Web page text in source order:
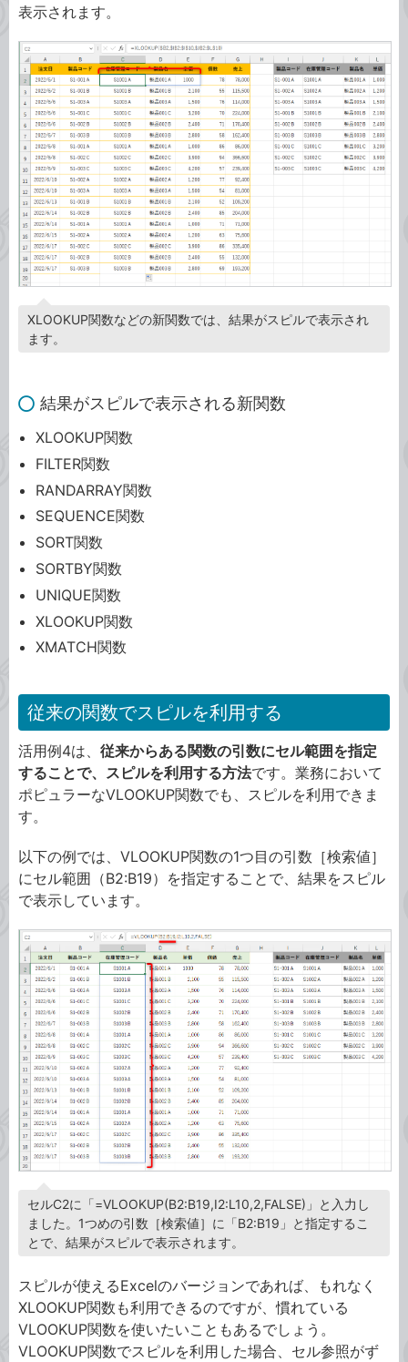
表示されます。
XLOOKUP関数などの新関数では、結果がスピルで表示され
ます。
結果がスピルで表示される新関数
XLOOKUP関数
FILTER関数
RANDARRAY関数
SEQUENCE関数
SORT関数
SORTBY関数
UNIQUE関数
XLOOKUP関数
XMATCH関数
従来の関数でスピルを利用する
活用例4は、 従来からある関数の引数にセル範囲を指定
することで、スピルを利用する方法です。業務において
ポピュラーなVLOOKUP関数でも、スピルを利用できま
す。
以下の例では、VLOOKUP関数の1つ目の引数［検索値］
にセル範囲（B2:B19）を指定することで、結果をスピル
で表示しています。
セルC2に「=VLOOKUP(B2:B19,I2:L10,2,FALSE)」と入力し
ました。1つめの引数［検索値］に「B2:B19」と指定するこ
とで、結果がスピルで表示されます。
スピルが使えるExcelのバージョンであれば、もれなく
XLOOKUP関数も利用できるのですが、慣れている
VLOOKUP関数を使いたいこともあるでしょう。
VLOOKUP関数でスピルを利用した場合、セル参照がず